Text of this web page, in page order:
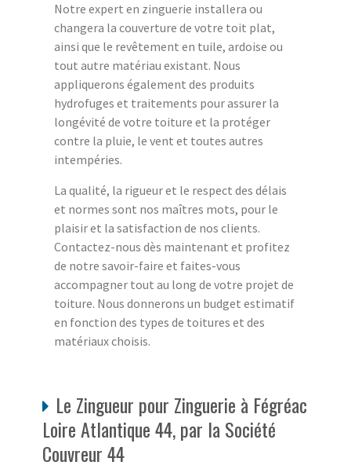
Notre expert en zinguerie installera ou
changera la couverture de votre toit plat,
ainsi que le revêtement en tuile, ardoise ou
tout autre matériau existant. Nous
appliquerons également des produits
hydrofuges et traitements pour assurer la
longévité de votre toiture et la protéger
contre la pluie, le vent et toutes autres
intempéries.
La qualité, la rigueur et le respect des délais
et normes sont nos maîtres mots, pour le
plaisir et la satisfaction de nos clients.
Contactez-nous dès maintenant et profitez
de notre savoir-faire et faites-vous
accompagner tout au long de votre projet de
toiture. Nous donnerons un budget estimatif
en fonction des types de toitures et des
matériaux choisis.
Le Zingueur pour Zinguerie à Fégréac
Loire Atlantique 44, par la Société
Couvreur 44